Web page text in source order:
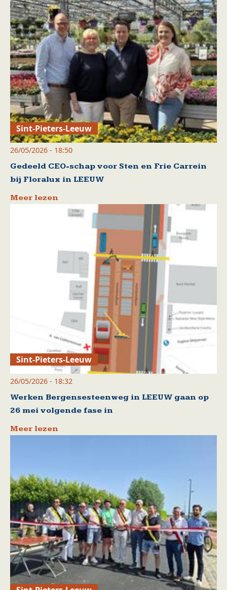
Sint-Pieters-Leeuw
26/05/2026 - 18:50
Gedeeld CEO-schap voor Sten en Frie Carrein
bij Floralux in LEEUW
Meer lezen
Sint-Pieters-Leeuw
26/05/2026 - 18:32
Werken Bergensesteenweg in LEEUW gaan op
26 mei volgende fase in
Meer lezen